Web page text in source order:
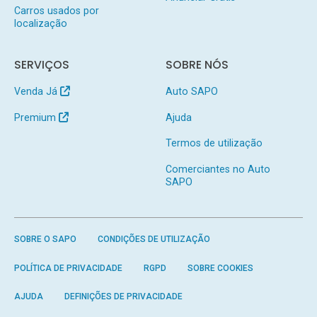
Carros usados por
localização
SERVIÇOS
Venda Já
Premium
SOBRE NÓS
Auto SAPO
Ajuda
Termos de utilização
Comerciantes no Auto
SAPO
SOBRE O SAPO CONDIÇÕES DE UTILIZAÇÃO
POLÍTICA DE PRIVACIDADE RGPD SOBRE COOKIES
AJUDA DEFINIÇÕES DE PRIVACIDADE